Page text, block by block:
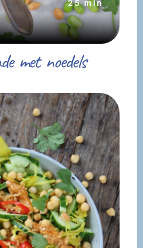
met noedels
25 min